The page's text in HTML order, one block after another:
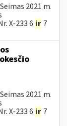
2021 m.
X-233 6 ir 7
2021 m.
X-233 6 ir 7